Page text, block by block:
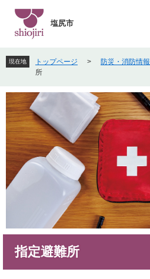
先
頭
す
。
を
飛
し
て
本
文
へ
塩尻市
現在地 トップページ > 防災・消防情報
所
指定避難所